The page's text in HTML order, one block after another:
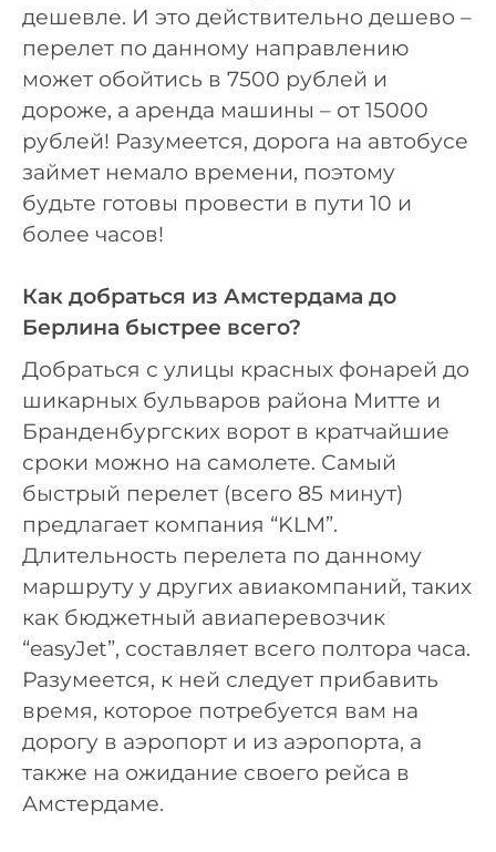
дешевле. И это действительно дешево –
перелет по данному направлению
может обойтись в 7500 рублей и
дороже, а аренда машины – от 15000
рублей! Разумеется, дорога на автобусе
займет немало времени, поэтому
будьте готовы провести в пути 10 и
более часов!
Как добраться из Амстердама до
Берлина быстрее всего?
Добраться с улицы красных фонарей до
шикарных бульваров района Митте и
Бранденбургских ворот в кратчайшие
сроки можно на самолете. Самый
быстрый перелет (всего 85 минут)
предлагает компания “KLM”.
Длительность перелета по данному
маршруту у других авиакомпаний, таких
как бюджетный авиаперевозчик
“easyJet”, составляет всего полтора часа.
Разумеется, к ней следует прибавить
время, которое потребуется вам на
дорогу в аэропорт и из аэропорта, а
также на ожидание своего рейса в
Амстердаме.